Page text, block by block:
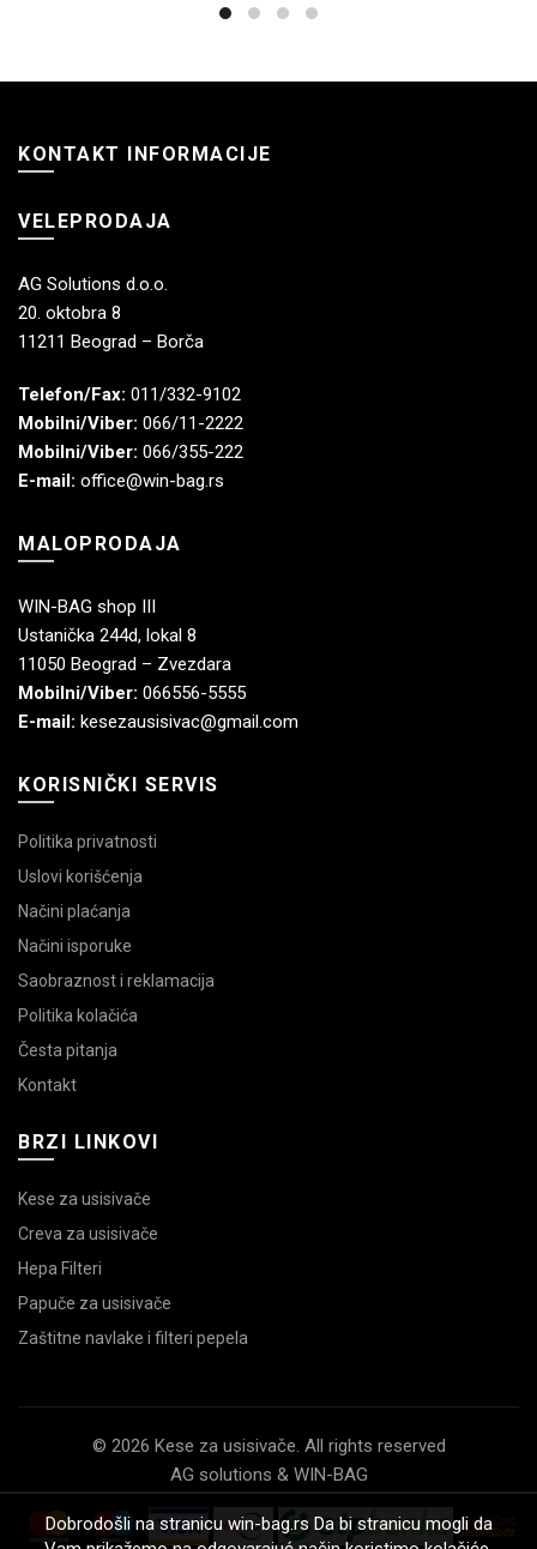
KONTAKT INFORMACIJE
VELEPRODAJA
AG Solutions d.o.o.
20. oktobra 8
11211 Beograd – Borča
Telefon/Fax: 011/332-9102
Mobilni/Viber: 066/11-2222
Mobilni/Viber: 066/355-222
E-mail: office@win-bag.rs
MALOPRODAJA
WIN-BAG shop III
Ustanička 244d, lokal 8
11050 Beograd – Zvezdara
Mobilni/Viber: 066556-5555
E-mail: kesezausisivac@gmail.com
KORISNIČKI SERVIS
Politika privatnosti
Uslovi korišćenja
Načini plaćanja
Načini isporuke
Saobraznost i reklamacija
Politika kolačića
Česta pitanja
Kontakt
BRZI LINKOVI
Kese za usisivače
Creva za usisivače
Hepa Filteri
Papuče za usisivače
Zaštitne navlake i filteri pepela
© 2026 Kese za usisivače. All rights reserved
AG solutions & WIN-BAG
Dobrodošli na stranicu win-bag.rs Da bi stranicu mogli da